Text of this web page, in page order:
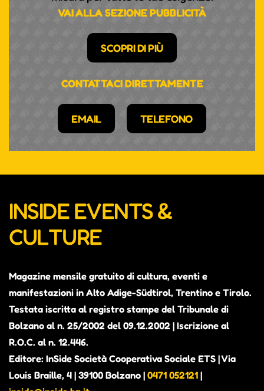
VAI ALLA SEZIONE PUBBLICITÀ
SCOPRI DI PIÙ
CONTATTACI DIRETTAMENTE
EMAIL TELEFONO
INSIDE EVENTS &
CULTURE
Magazine mensile gratuito di cultura, eventi e
manifestazioni in Alto Adige-Südtirol, Trentino e Tirolo.
Testata iscritta al registro stampe del Tribunale di
Bolzano al n. 25/2002 del 09.12.2002 | Iscrizione al
R.O.C. al n. 12.446.
Editore: InSide Società Cooperativa Sociale ETS | Via
Louis Braille, 4 | 39100 Bolzano | 0471 052121 |